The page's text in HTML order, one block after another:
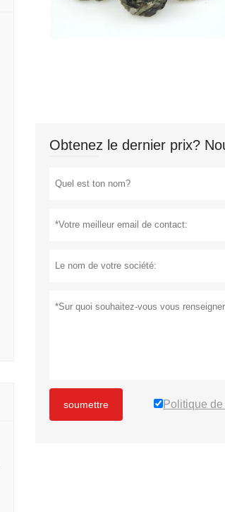
Obtenez le dernier prix?
soumettre Politique